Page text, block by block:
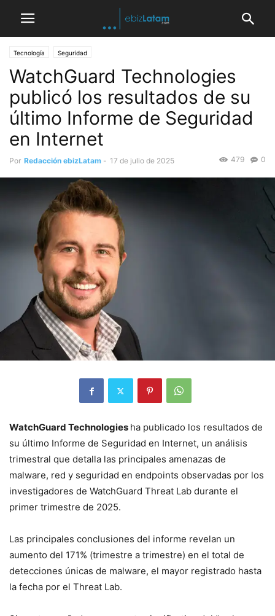
Tecnología Seguridad
WatchGuard Technologies
publicó los resultados de su
último Informe de Seguridad
en Internet
Por Redacción ebizLatam - 17 de julio de 2025 0
479
WatchGuard Technologies ha publicado los resultados de
su último Informe de Seguridad en Internet, un análisis
trimestral que detalla las principales amenazas de
malware, red y seguridad en endpoints observadas por los
investigadores de WatchGuard Threat Lab durante el
primer trimestre de 2025.
Las principales conclusiones del informe revelan un
aumento del 171% (trimestre a trimestre) en el total de
detecciones únicas de malware, el mayor registrado hasta
la fecha por el Threat Lab.